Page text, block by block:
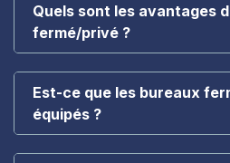
Quels sont les avantages
fermé/privé ?
Est-ce que les bureaux
équipés ?